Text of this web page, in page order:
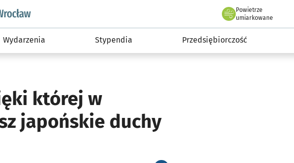
Akademicki Wrocław
Powietrze
we Wrocławiu
umiarkowane
JAKOŚĆ POWIETRZA
Wydarzenia Stypendia Przedsiębiorczość
której w
japońskie duchy